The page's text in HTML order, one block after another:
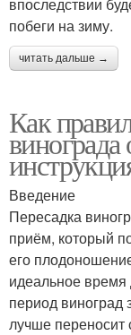
побеги на зиму.
читать дальше →
Как
Введение
Пересадка
приём, который
его
идеальное время
период виноград
лучше переносит